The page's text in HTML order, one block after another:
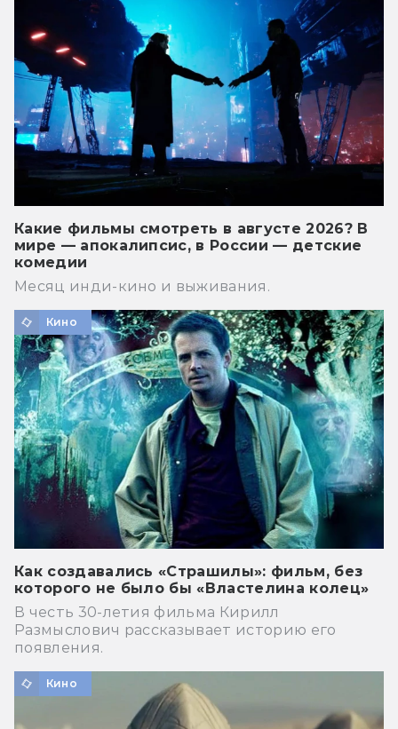
Какие фильмы смотреть в августе 2026? В
мире — апокалипсис, в России — детские
комедии
Месяц инди-кино и выживания.
Кино
Как создавались «Страшилы»: фильм, без
которого не было бы «Властелина колец»
В честь 30-летия фильма Кирилл
Размыслович рассказывает историю его
появления.
Кино